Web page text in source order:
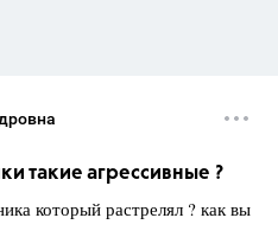
такие агрессивные ?
который растрелял ? как вы